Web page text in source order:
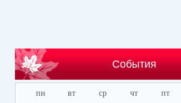
События
пн вт ср чт пт